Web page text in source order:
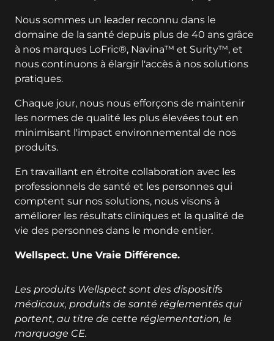
Nous sommes un leader reconnu dans le
domaine de la santé depuis plus de 40 ans grâce
à nos marques LoFric®, Navina™ et Surity™, et
nous continuons à élargir l'accès à nos solutions
pratiques.
Chaque jour, nous nous efforçons de maintenir
les normes de qualité les plus élevées tout en
minimisant l'impact environnemental de nos
produits.
En travaillant en étroite collaboration avec les
professionnels de santé et les personnes qui
comptent sur nos solutions, nous visons à
améliorer les résultats cliniques et la qualité de
vie des personnes dans le monde entier.
Wellspect. Une Vraie Différence.
Les produits Wellspect sont des dispositifs
médicaux, produits de santé réglementés qui
portent, au titre de cette réglementation, le
marquage CE.